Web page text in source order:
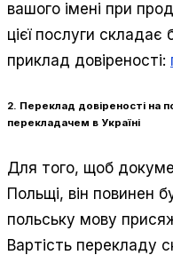
вашого імені при
цієї послуги
приклад довіреності:
2. Переклад довіреності на
перекладачем в Україні
Для того, щоб
Польщі, він повинен
польську мову
Вартість перекладу